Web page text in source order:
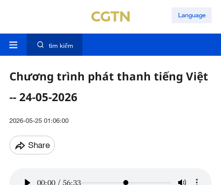
Language
tìm kiếm
Chương trình phát thanh tiếng Việt
-- 24-05-2026
2026-05-25 01:06:00
Share
00:00 / 56:33